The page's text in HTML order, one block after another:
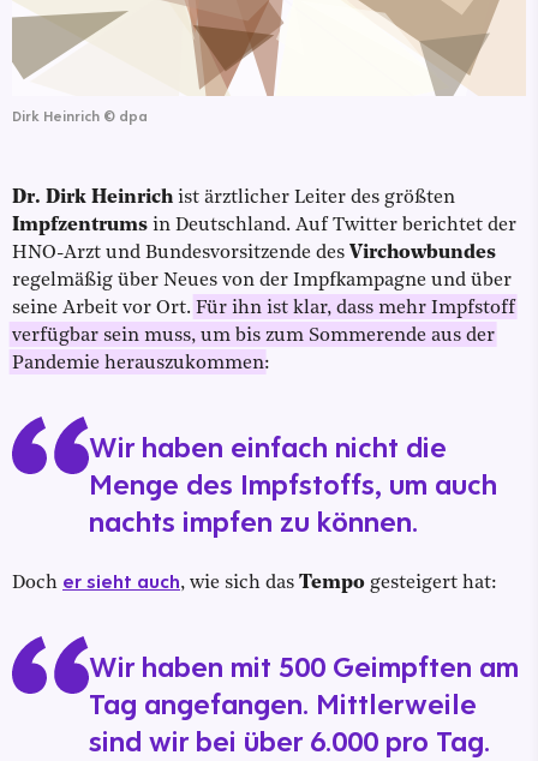
Dirk Heinrich © dpa
Dr. Dirk Heinrich ist ärztlicher Leiter des größten
Impfzentrums in Deutschland. Auf Twitter berichtet der
HNO-Arzt und Bundesvorsitzende des Virchowbundes
regelmäßig über Neues von der Impfkampagne und über
seine Arbeit vor Ort. Für ihn ist klar, dass mehr Impfstoff
verfügbar sein muss, um bis zum Sommerende aus der
Pandemie herauszukommen:
Wir haben einfach nicht die
Menge des Impfstoffs, um auch
nachts impfen zu können.
Doch er sieht auch, wie sich das Tempo gesteigert hat:
Wir haben mit 500 Geimpften am
Tag angefangen. Mittlerweile
sind wir bei über 6.000 pro Tag.